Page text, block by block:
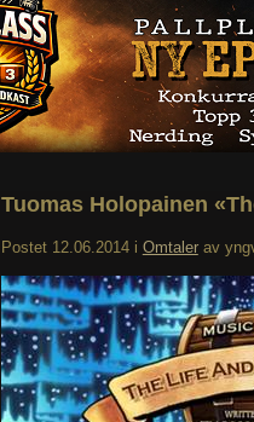
Tuomas Holopainen
Postet 12.06.2014 i Omtaler av